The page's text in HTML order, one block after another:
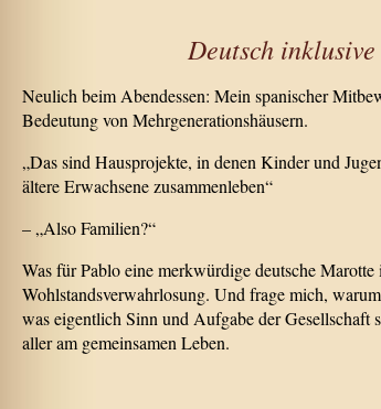
Deutsch inklusive
Neulich beim Abendessen: Mein spanischer
Bedeutung von Mehrgenerationshäusern.
„Das sind Hausprojekte, in denen Kinder und
ältere Erwachsene zusammenleben“
– „Also Familien?“
Was für Pablo eine merkwürdige deutsche Marotte
Wohlstandsverwahrlosung. Und frage mich,
was eigentlich Sinn und Aufgabe der Gesellschaft
aller am gemeinsamen Leben.